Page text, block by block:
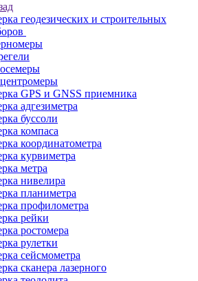
геодезических и строительных
GPS и GNSS приемника
адгезиметра
буссоли
компаса
координатометра
курвиметра
метра
нивелира
планиметра
профилометра
рейки
ростомера
рулетки
сейсмометра
сканера лазерного